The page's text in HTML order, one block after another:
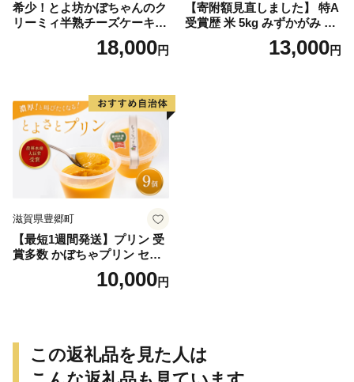
希少！とよ坊かぼちゃんのク
リーミィ半熟チーズケーキ
（バスク風） お菓子 洋菓子
18,000円
【寄附額見直しました】 特A
受賞歴 米 5kg みずかがみ 無
洗米 令和7年産 お米 ミズカ
ガミ 近江米 こめ コメ13,000円
滋賀県豊郷町
【最短1週間発送】プリン 受
賞多数 かぼちゃプリン セッ
ト とよさとプリン満足セッ
10,000円
この返礼品を見た人は